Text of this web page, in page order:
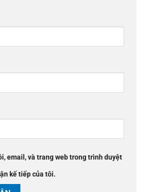
email, và trang web trong trình duyệt
kế tiếp của tôi.